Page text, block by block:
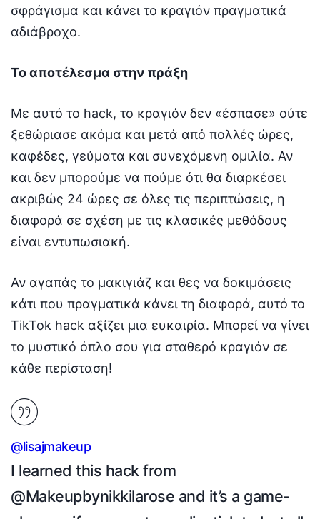
σφράγισμα και κάνει το κραγιόν πραγματικά
αδιάβροχο.
Το αποτέλεσμα στην πράξη
Με αυτό το hack, το κραγιόν δεν «έσπασε» ούτε
ξεθώριασε ακόμα και μετά από πολλές ώρες,
καφέδες, γεύματα και συνεχόμενη ομιλία. Αν
και δεν μπορούμε να πούμε ότι θα διαρκέσει
ακριβώς 24 ώρες σε όλες τις περιπτώσεις, η
διαφορά σε σχέση με τις κλασικές μεθόδους
είναι εντυπωσιακή.
Αν αγαπάς το μακιγιάζ και θες να δοκιμάσεις
κάτι που πραγματικά κάνει τη διαφορά, αυτό το
TikTok hack αξίζει μια ευκαιρία. Μπορεί να γίνει
το μυστικό όπλο σου για σταθερό κραγιόν σε
κάθε περίσταση!
@lisajmakeup
I learned this hack from
@Makeupbynikkilarose and it’s a game-